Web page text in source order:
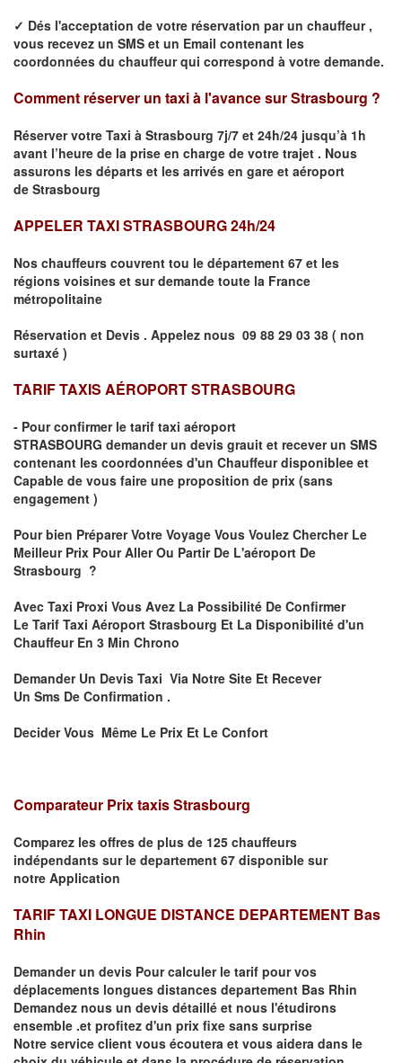
✓ Dés l'acceptation de votre réservation parun chauffeur ,
vous recevez un SMS et un Email contenant les
coordonnées du chauffeur qui correspond à votre demande.
Comment réserver un taxi à l'avance surStrasbourg ?
Réserver votre Taxi à Strasbourg 7j/7 et 24h/24 jusqu’à 1h
avant l’heure de la prise en charge de votre trajet . Nous
assurons les départs et les arrivés en gare et aéroport
de Strasbourg
APPELER TAXI STRASBOURG 24h/24
Nos chauffeurs couvrent tou le département 67 et les
régions voisines et sur demande toute la France
métropolitaine
Réservation et Devis . Appelez nous 09 88 29 03 38 ( non
surtaxé )
TARIF TAXIS AÉROPORT STRASBOURG
- Pour confirmer le tarif taxi aéroport
STRASBOURG demander un devis grauit et recever un SMS
contenant les coordonnées d'un Chauffeur disponiblee et
Capable de vous faire une proposition de prix (sans
engagement )
Pour bien Préparer Votre Voyage Vous Voulez Chercher Le
Meilleur Prix Pour Aller Ou Partir De L'aéroport De
Strasbourg ?
Avec Taxi Proxi Vous Avez La Possibilité De Confirmer
Le Tarif Taxi Aéroport Strasbourg Et La Disponibilité d'un
Chauffeur En 3 Min Chrono
Demander Un Devis Taxi Via Notre Site Et Recever
Un Sms De Confirmation .
Decider Vous Même Le Prix Et Le Confort
Comparateur Prix taxis Strasbourg
Comparez les offres de plus de 125 chauffeurs
indépendants sur le departement 67 disponible sur
notre Application
TARIF TAXI LONGUE DISTANCE DEPARTEMENT Bas
Rhin
Demander un devis Pour calculer le tarif pour vos
déplacements longues distances departement Bas Rhin
Demandez nous un devis détaillé et nous l'étudirons
ensemble .et profitez d'un prix fixe sans surprise
Notre service client vous écoutera et vous aidera dans le